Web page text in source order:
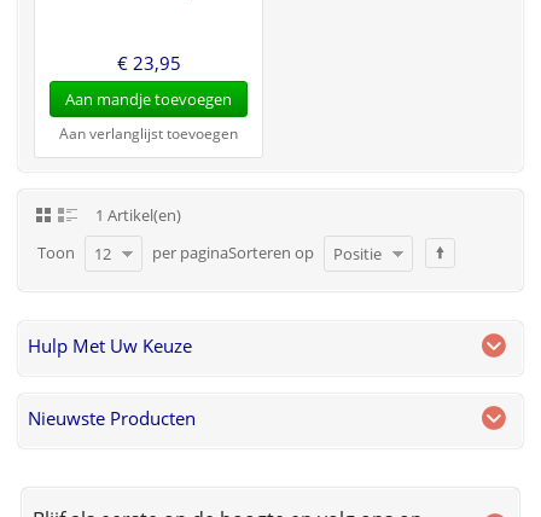
€ 23,95
Aan mandje toevoegen
Aan verlanglijst toevoegen
1 Artikel(en)
Toon
12 per paginaSorteren op Positie
Hulp Met Uw Keuze
Nieuwste Producten